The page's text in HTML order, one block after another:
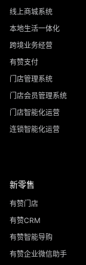
线上商城系统
本地生活一体化
跨境业务经营
有赞支付
门店管理系统
门店会员管理系统
门店智能化运营
连锁智能化运营
新零售
有赞门店
有赞CRM
有赞智能导购
有赞企业微信助手